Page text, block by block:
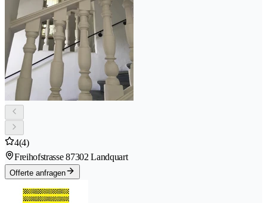
4(4)
Freihofstrasse 87302 Landquart
Offerte anfragen